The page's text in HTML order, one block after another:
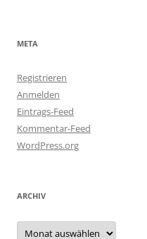
META
Registrieren
Anmelden
Eintrags-Feed
Kommentar-Feed
WordPress.org
ARCHIV
Archiv